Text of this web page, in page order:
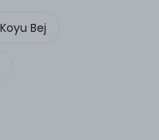
Koyu Bej